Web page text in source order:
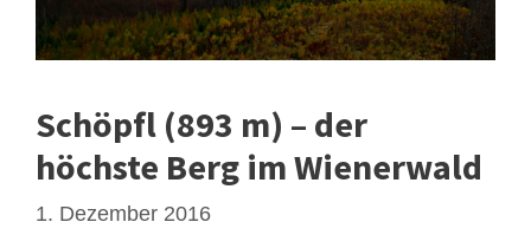
Schöpfl (893 m) – der
höchste Berg im Wienerwald
1. Dezember 2016